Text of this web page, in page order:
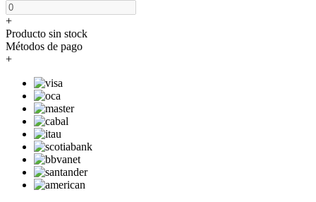
+
Producto sin stock
Métodos de pago
+